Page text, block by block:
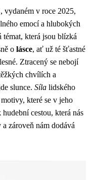
vydaném v roce 2025,
emocí a hlubokých
která jsou blízká
o lásce, ať už té šťastné
Ztracený se nebojí
chvílích a
slunce. Síla lidského
které se v jeho
cestou, která nás
zároveň nám dodává